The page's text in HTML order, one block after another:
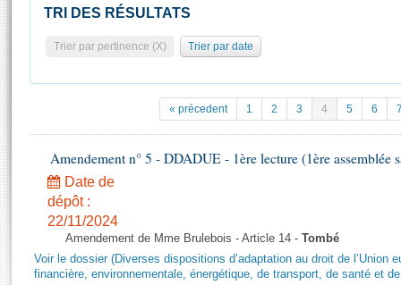
Pétitions
Projets de loi
Propositions de loi
Amendements
Textes adoptés
Rapports d'information
Statistiques et chiffres clés
Documents de référence
( Constitution | Règlement de l'Assemblée ... )
Histoire
Juniors
Anciennes législatures
Liens vers les sites publics
Contacts et plan d'accès
Photos libres de droit
TRI DES RÉSULTATS
Trier par pertinence (X) Trier par date
« précedent 1 2 3 4 5 6
Amendement n° 5 - DDADUE - 1ère lecture (1ère assemblée
Date de
dépôt :
22/11/2024
Amendement de Mme Brulebois - Article 14 - Tombé
Voir le dossier (Diverses dispositions d’adaptation au droit de l’Union
financière, environnementale, énergétique, de transport, de santé et